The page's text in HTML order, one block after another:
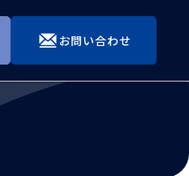
お問い合わせ